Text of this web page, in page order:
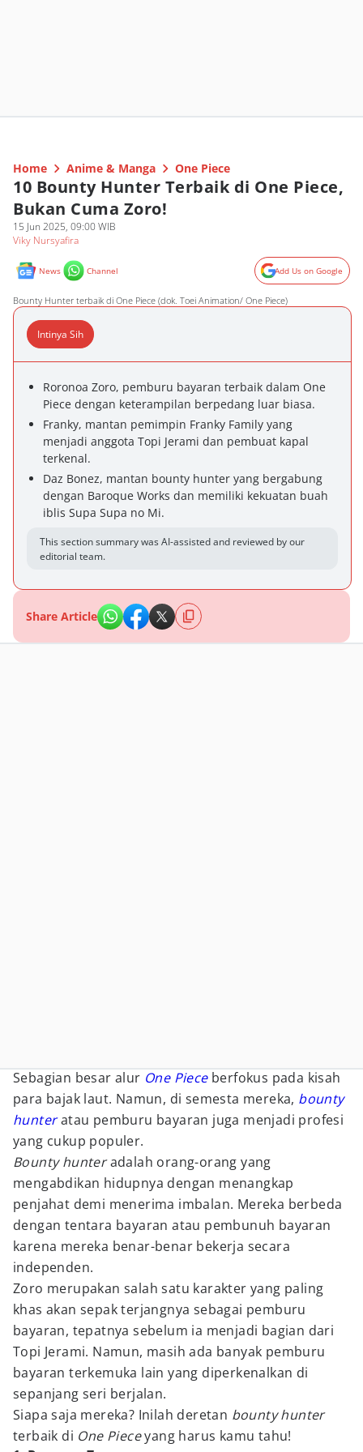
Home Anime & Manga One Piece
10 Bounty Hunter Terbaik di One Piece,
Bukan Cuma Zoro!
15 Jun 2025, 09:00 WIB
Viky Nursyafira
News Channel Add Us on Google
Bounty Hunter terbaik di One Piece (dok. Toei Animation/ One Piece)
Intinya Sih
Roronoa Zoro, pemburu bayaran terbaik dalam One
Piece dengan keterampilan berpedang luar biasa.
Franky, mantan pemimpin Franky Family yang
menjadi anggota Topi Jerami dan pembuat kapal
terkenal.
Daz Bonez, mantan bounty hunter yang bergabung
dengan Baroque Works dan memiliki kekuatan buah
iblis Supa Supa no Mi.
This section summary was AI-assisted and reviewed by our
editorial team.
Share Article
Sebagian besar alur One Piece berfokus pada kisah
para bajak laut. Namun, di semesta mereka, bounty
hunter atau pemburu bayaran juga menjadi profesi
yang cukup populer.
Bounty hunteradalah orang-orang yang
mengabdikan hidupnya dengan menangkap
penjahat demi menerima imbalan. Mereka berbeda
dengan tentara bayaran atau pembunuh bayaran
karena mereka benar-benar bekerja secara
independen.
Zoro merupakan salah satu karakter yang paling
khas akan sepak terjangnya sebagai pemburu
bayaran, tepatnya sebelum ia menjadi bagian dari
Topi Jerami. Namun, masih ada banyak pemburu
bayaran terkemuka lain yang diperkenalkan di
sepanjang seri berjalan.
Siapa saja mereka? Inilah deretan bounty hunter
terbaik di One Pieceyang harus kamu tahu!